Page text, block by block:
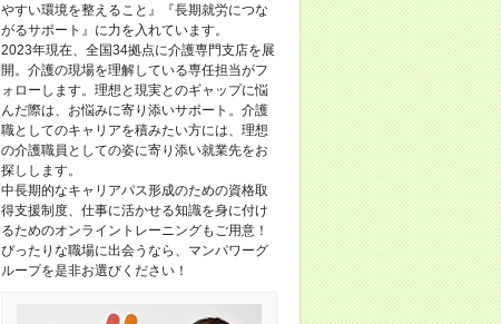
やすい環境を整えること』『長期就労につな
がるサポート』に力を入れています。
2023年現在、全国34拠点に介護専門支店を展
開。介護の現場を理解している専任担当がフ
ォローします。理想と現実とのギャップに悩
んだ際は、お悩みに寄り添いサポート。介護
職としてのキャリアを積みたい方には、理想
の介護職員としての姿に寄り添い就業先をお
探しします。
中長期的なキャリアパス形成のための資格取
得支援制度、仕事に活かせる知識を身に付け
るためのオンライントレーニングもご用意！
ぴったりな職場に出会うなら、マンパワーグ
ループを是非お選びください！